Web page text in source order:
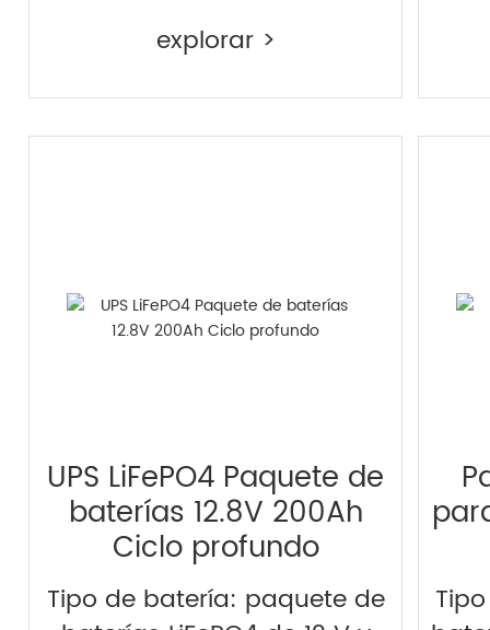
explorar >
UPS LiFePO4 Paquete de
baterías 12.8V 200Ah
Ciclo profundo
Tipo de batería: paquete de